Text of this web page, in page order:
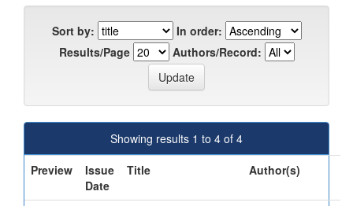
Sort by:
In order:
Results/Page
Authors/Record:
Showing results 1 to 4 of 4
Preview
Issue
Date
Title Author(s)